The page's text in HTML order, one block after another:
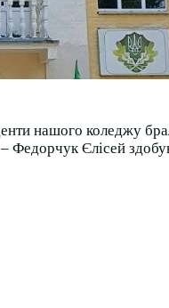
нашого коледжу
Єлісей